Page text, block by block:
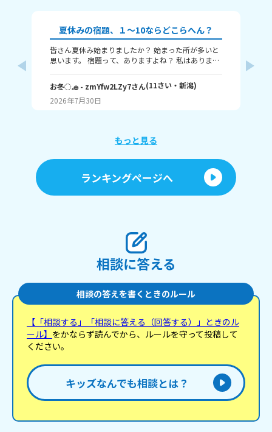
夏休みの宿題、１～10ならどこらへん？
皆さん夏休み始まりましたか？ 始まった所が多いと
思います。 宿題って、ありますよね？ 私はありま
いうことです！ 私は6です！ワークと習字と絵が残
ってるので！ みなさんも教えてください！ それじゃ
お冬◌𓈒𓐍- zmYfw2LZy7さん(11さい・ 新潟)
2026年7月30日
もっと見る
ランキングページへ
相談に答える
相談の答えを書くときのルール
【「相談する」「相談に答える（回答する）」ときのル
ール】 をかならず読んでから、ルールを守って投稿して
ください。
キッズなんでも相談とは？